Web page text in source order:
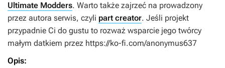
Ultimate Modders. Warto także zajrzeć na prowadzony
przez autora serwis, czyli part creator. Jeśli projekt
przypadnie Ci do gustu to rozważ wsparcie jego twórcy
małym datkiem przez https://ko-fi.com/anonymus637
Opis: